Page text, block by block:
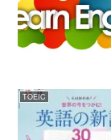
TOEIC